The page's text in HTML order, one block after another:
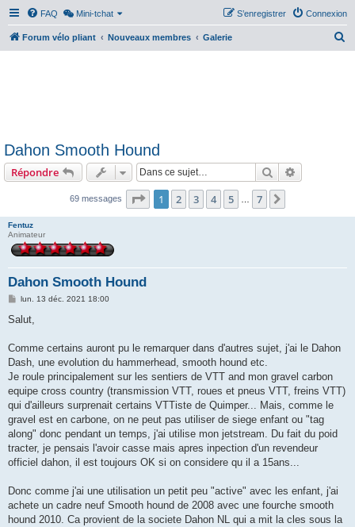
FAQ Mini-tchat Connexion
S’enregistrer
Forum vélo pliant Nouveaux membres Galerie
Dahon Smooth Hound
Répondre Rechercher
69 messages Page 1sur7
1 2 3 4 5 7
Fentuz
Animateur
Dahon Smooth Hound
M
s
g
lun. 13 déc. 2021 18:00
Salut,
Comme certains auront pu le remarquer dans d'autres sujet, j'ai le Dahon
Dash, une evolution du hammerhead, smooth hound etc.
Je roule principalement sur les sentiers de VTT and mon gravel carbon
equipe cross country (transmission VTT, roues et pneus VTT, freins VTT)
qui d'ailleurs surprenait certains VTTiste de Quimper... Mais, comme le
gravel est en carbone, on ne peut pas utiliser de siege enfant ou "tag
along" donc pendant un temps, j'ai utilise mon jetstream. Du fait du poid
tracter, je pensais l'avoir casse mais apres inpection d'un revendeur
officiel dahon, il est toujours OK si on considere qu il a 15ans...
Donc comme j'ai une utilisation un petit peu "active" avec les enfant, j'ai
achete un cadre neuf Smooth hound de 2008 avec une fourche smooth
hound 2010. Ca provient de la societe Dahon NL qui a mit la cles sous la